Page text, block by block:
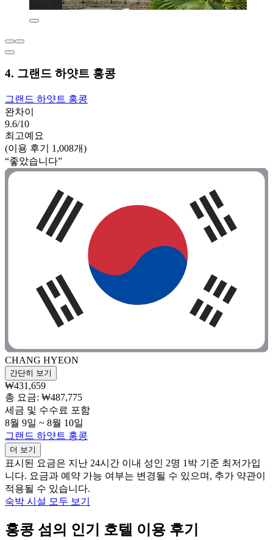
4. 그랜드 하얏트 홍콩
그랜드 하얏트 홍콩
완차이
9.6/10
최고예요
(이용 후기 1,008개)
“좋았습니다”
CHANG HYEON
간단히 보기
₩431,659
총 요금: ₩487,775
세금 및 수수료 포함
8월 9일 ~ 8월 10일
그랜드 하얏트 홍콩
더 보기
표시된 요금은 지난 24시간 이내 성인 2명 1박 기준 최저가입
니다. 요금과 예약 가능 여부는 변경될 수 있으며, 추가 약관이
적용될 수 있습니다.
숙박 시설 모두 보기
홍콩 섬의 인기 호텔 이용 후기